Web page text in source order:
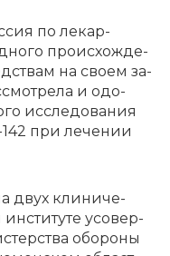
по ле­кар­
про­ис­хо­жде­
на сво­ем за­
и одо­
ис­сле­до­ва­ния
при ле­че­нии
двух кли­ни­че­
ин­сти­ту­те усо­вер­
обо­ро­ны